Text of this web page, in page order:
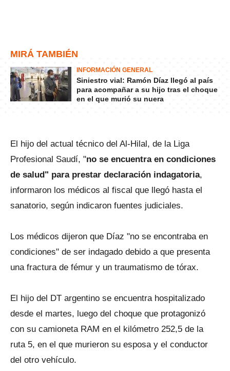
MIRÁ TAMBIÉN
INFORMACIÓN GENERAL
Siniestro vial: Ramón Díaz llegó al país
para acompañar a su hijo tras el choque
en el que murió su nuera
El hijo del actual técnico del Al-Hilal, de la Liga
Profesional Saudí, "no se encuentra en condiciones
de salud" para prestar declaración indagatoria,
informaron los médicos al fiscal que llegó hasta el
sanatorio, según indicaron fuentes judiciales.
Los médicos dijeron que Díaz "no se encontraba en
condiciones" de ser indagado debido a que presenta
una fractura de fémur y un traumatismo de tórax.
El hijo del DT argentino se encuentra hospitalizado
desde el martes, luego del choque que protagonizó
con su camioneta RAM en el kilómetro 252,5 de la
ruta 5, en el que murieron su esposa y el conductor
del otro vehículo.